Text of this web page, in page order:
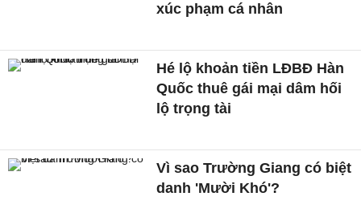
xúc phạm cá nhân
Hé lộ khoản tiền LĐBĐ Hàn
Quốc thuê gái mại dâm hối
lộ trọng tài
Vì sao Trường Giang có biệt
danh 'Mười Khó'?